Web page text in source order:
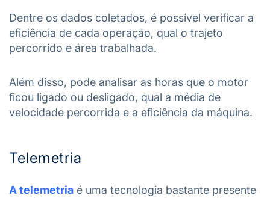
Dentre os dados coletados, é possível verificar a
eficiência de cada operação, qual o trajeto
percorrido e área trabalhada.
Além disso, pode analisar as horas que o motor
ficou ligado ou desligado, qual a média de
velocidade percorrida e a eficiência da máquina.
Telemetria
A telemetria é uma tecnologia bastante presente